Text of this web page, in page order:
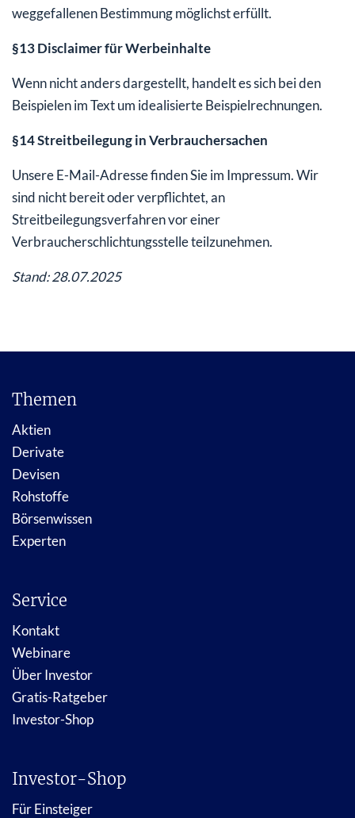
weggefallenen Bestimmung möglichst erfüllt.
§13 Disclaimer für Werbeinhalte
Wenn nicht anders dargestellt, handelt es sich bei den
Beispielen im Text um idealisierte Beispielrechnungen.
§14 Streitbeilegung in Verbrauchersachen
Unsere E-Mail-Adresse finden Sie im Impressum. Wir
sind nicht bereit oder verpflichtet, an
Streitbeilegungsverfahren vor einer
Verbraucherschlichtungsstelle teilzunehmen.
Stand: 28.07.2025
Themen
Aktien
Derivate
Devisen
Rohstoffe
Börsenwissen
Experten
Service
Kontakt
Webinare
Über Investor
Gratis-Ratgeber
Investor-Shop
Investor-Shop
Für Einsteiger